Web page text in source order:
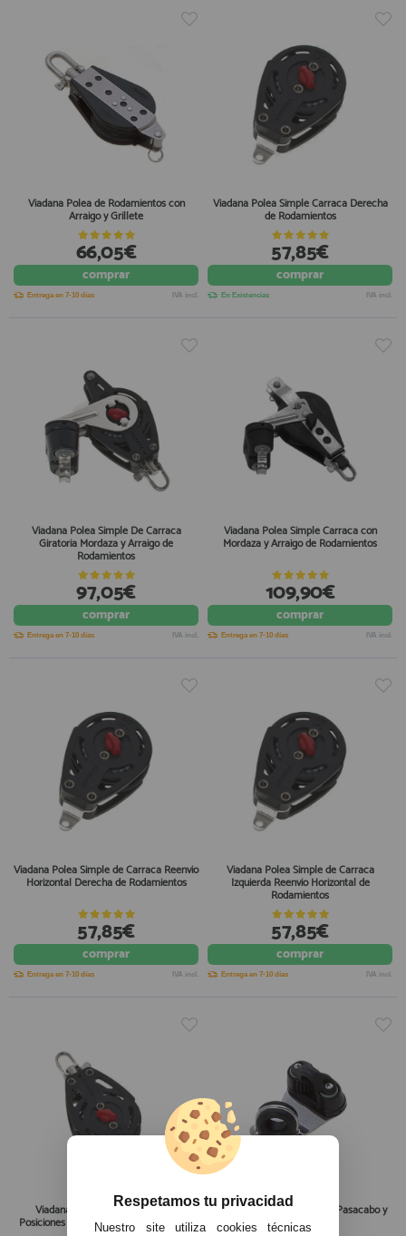
Viadana Polea de Rodamientos con
Arraigo y Grillete
66,05€
comprar
Entrega en 7-10 días IVA incl.
Viadana Polea Simple Carraca Derecha
de Rodamientos
57,85€
comprar
En Existencias IVA incl.
Viadana Polea Simple De Carraca
Giratoria Mordaza y Arraigo de
Rodamientos
97,05€
comprar
Entrega en 7-10 días IVA incl.
Viadana Polea Simple Carraca con
Mordaza y Arraigo de Rodamientos
109,90€
comprar
Entrega en 7-10 días IVA incl.
Viadana Polea Simple de Carraca Reenvio
Horizontal Derecha de Rodamientos
57,85€
comprar
Entrega en 7-10 días IVA incl.
Viadana Polea Simple de Carraca
Izquierda Reenvio Horizontal de
Rodamientos
57,85€
comprar
Entrega en 7-10 días IVA incl.
Viadana Polea Simple Carraca 3
Posiciones con Arraigo de Rodamientos
Viadana Base Giratoria con Pasacabo y
Mordaza 14 mm
Respetamos tu privacidad
Nuestro site utiliza cookies técnicas